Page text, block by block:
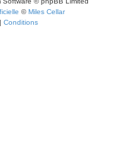
©Miles Cellar
| Conditions